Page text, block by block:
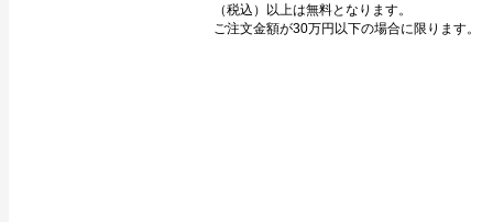
（税込）以上は無料となります。
ご注文金額が30万円以下の場合に限ります。